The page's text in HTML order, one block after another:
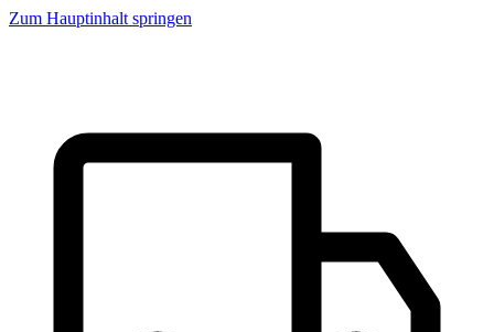
Zum Hauptinhalt springen